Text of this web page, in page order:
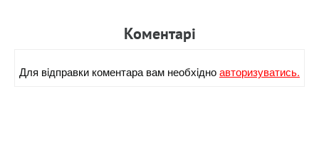
Коментарi
Для вiдправки коментара вам необхiдноавторизуватись.